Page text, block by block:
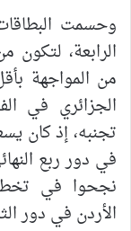
وحسمت
الرابعة،
من المواجهة
الجزائري في
تجنبه، إذ كان
في دور ربع
نجحوا في
الأردن في دور